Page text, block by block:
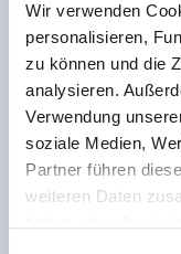
Wir verwenden
personalisieren,
zu können und die
analysieren.
Verwendung
soziale Medien,
Partner führen
weiteren Daten